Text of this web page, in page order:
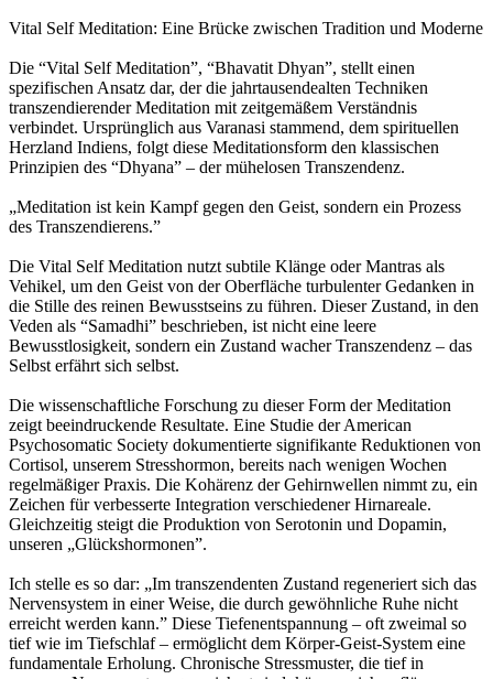
Vital Self Meditation: Eine Brücke zwischen Tradition und Moderne
Die “Vital Self Meditation”, “Bhavatit Dhyan”, stellt einen
spezifischen Ansatz dar, der die jahrtausendealten Techniken
transzendierender Meditation mit zeitgemäßem Verständnis
verbindet. Ursprünglich aus Varanasi stammend, dem spirituellen
Herzland Indiens, folgt diese Meditationsform den klassischen
Prinzipien des “Dhyana” – der mühelosen Transzendenz.
„Meditation ist kein Kampf gegen den Geist, sondern ein Prozess
des Transzendierens.”
Die Vital Self Meditation nutzt subtile Klänge oder Mantras als
Vehikel, um den Geist von der Oberfläche turbulenter Gedanken in
die Stille des reinen Bewusstseins zu führen. Dieser Zustand, in den
Veden als “Samadhi” beschrieben, ist nicht eine leere
Bewusstlosigkeit, sondern ein Zustand wacher Transzendenz – das
Selbst erfährt sich selbst.
Die wissenschaftliche Forschung zu dieser Form der Meditation
zeigt beeindruckende Resultate. Eine Studie der American
Psychosomatic Society dokumentierte signifikante Reduktionen von
Cortisol, unserem Stresshormon, bereits nach wenigen Wochen
regelmäßiger Praxis. Die Kohärenz der Gehirnwellen nimmt zu, ein
Zeichen für verbesserte Integration verschiedener Hirnareale.
Gleichzeitig steigt die Produktion von Serotonin und Dopamin,
unseren „Glückshormonen”.
Ich stelle es so dar: „Im transzendenten Zustand regeneriert sich das
Nervensystem in einer Weise, die durch gewöhnliche Ruhe nicht
erreicht werden kann.” Diese Tiefenentspannung – oft zweimal so
tief wie im Tiefschlaf – ermöglicht dem Körper-Geist-System eine
fundamentale Erholung. Chronische Stressmuster, die tief in